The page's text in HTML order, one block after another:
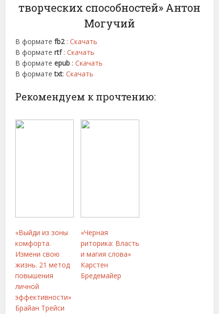
творческих способностей» Антон
Могучий
В форматеfb2:Скачать
В форматеrtf :Скачать
В форматеepub :Скачать
В форматеtxt:Скачать
Рекомендуем к прочтению:
«Выйди из зоны
комфорта.
Измени свою
жизнь. 21 метод
повышения
личной
эффективности»
Брайан Трейси
«Черная
риторика: Власть
и магия слова»
Карстен
Бредемайер